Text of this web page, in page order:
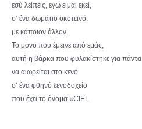
εσύ λείπεις, εγώ είμαι εκεί,
σ’ ένα δωμάτιο σκοτεινό,
με κάποιον άλλον.
Το μόνο που έμεινε από εμάς,
αυτή η βάρκα που φυλακίστηκε για πάντα
να αιωρείται στο κενό
σ’ ένα φθηνό ξενοδοχείο
που έχει το όνομα «CIEL